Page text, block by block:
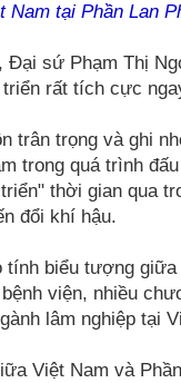
tại Phần Lan
Đại sứ Phạm Thị
rất tích cực
trân trọng và ghi
trong quá trình
thời gian qua
đổi khí hậu.
biểu tượng
viện, nhiều
lâm nghiệp tại
Việt Nam và